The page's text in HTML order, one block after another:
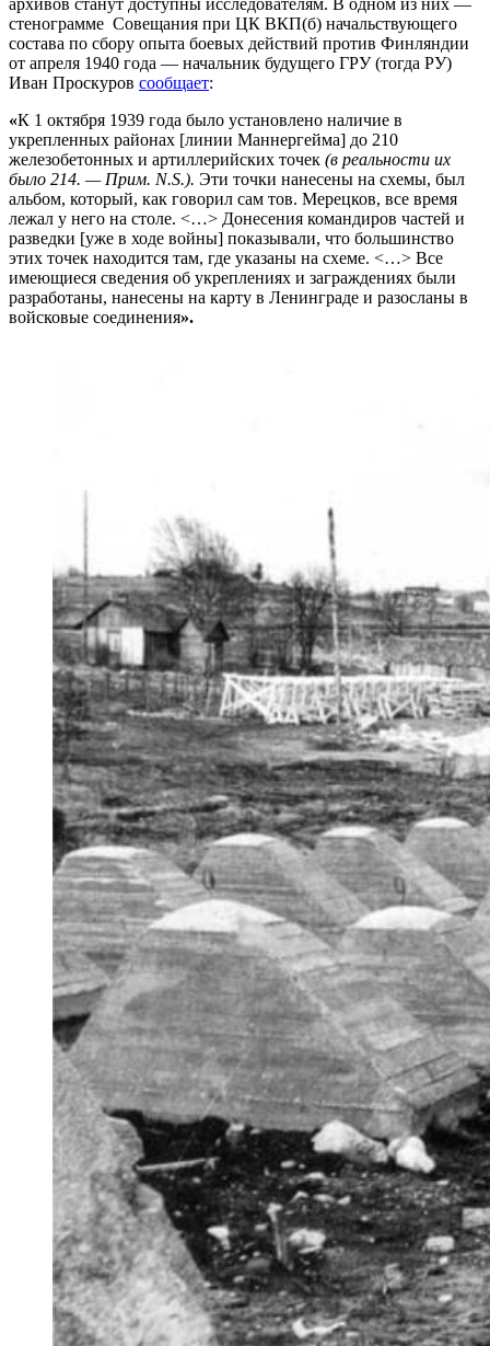
архивов станут доступны исследователям. В одном из них —
стенограмме Совещания при ЦК ВКП(б) начальствующего
состава по сбору опыта боевых действий против Финляндии
от апреля 1940 года — начальник будущего ГРУ (тогда РУ)
Иван Проскуров сообщает:
«К 1 октября 1939 года было установлено наличие в
укрепленных районах [линии Маннергейма] до 210
железобетонных и артиллерийских точек (в реальности их
было 214. — Прим. N.S.). Эти точки нанесены на схемы, был
альбом, который, как говорил сам тов. Мерецков, все время
лежал у него на столе. <…> Донесения командиров частей и
разведки [уже в ходе войны] показывали, что большинство
этих точек находится там, где указаны на схеме. <…> Все
имеющиеся сведения об укреплениях и заграждениях были
разработаны, нанесены на карту в Ленинграде и разосланы в
войсковые соединения».